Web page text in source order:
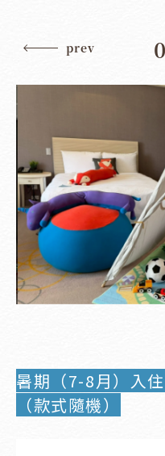
prev
暑期（7-8月）入
（款式隨機）